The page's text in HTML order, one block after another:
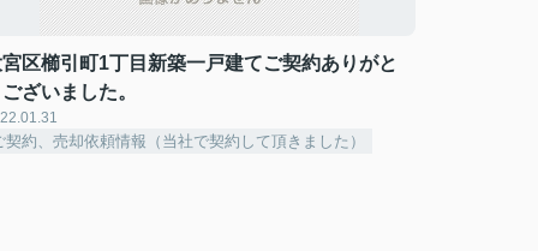
区櫛引町1丁目新築一戸建てご契約ありがと
ざいました。
契約、売却依頼情報（当社で契約して頂きました）